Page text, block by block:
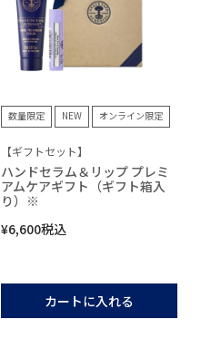
数量限定 NEW オンライン限定
【ギフトセット】
ハンドセラム＆リップ プレミ
アムケアギフト（ギフト箱入
り）※
¥6,600税込
カートに入れる